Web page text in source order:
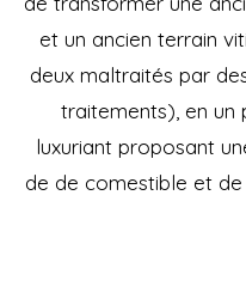
et un ancien terrain
deux maltraités par
traitements), en un
luxuriant proposant
de de comestible et de